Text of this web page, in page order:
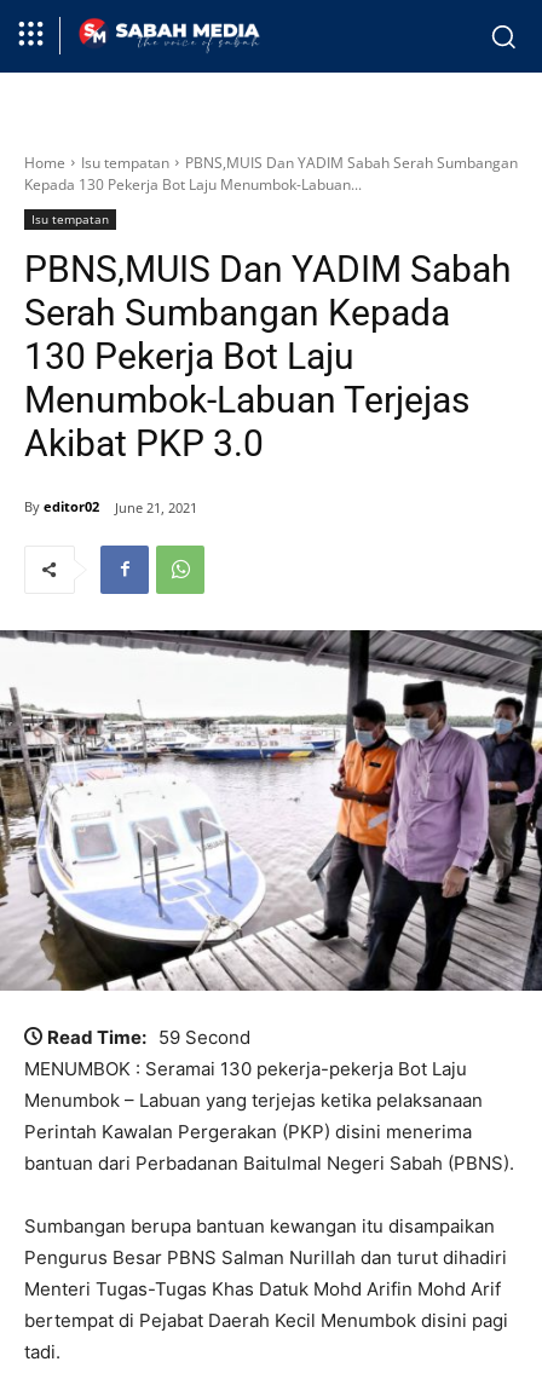
Home Isu tempatan
PBNS,MUIS Dan YADIM Sabah Serah Sumbangan
Kepada 130 Pekerja Bot Laju Menumbok-Labuan...
Isu tempatan
PBNS,MUIS Dan YADIM Sabah
Serah Sumbangan Kepada
130 Pekerja Bot Laju
Menumbok-Labuan Terjejas
Akibat PKP 3.0
By editor02 June 21, 2021
Read Time: 59 Second
MENUMBOK : Seramai 130 pekerja-pekerja Bot Laju
Menumbok – Labuan yang terjejas ketika pelaksanaan
Perintah Kawalan Pergerakan (PKP) disini menerima
bantuan dari Perbadanan Baitulmal Negeri Sabah (PBNS).
Sumbangan berupa bantuan kewangan itu disampaikan
Pengurus Besar PBNS Salman Nurillah dan turut dihadiri
Menteri Tugas-Tugas Khas Datuk Mohd Arifin Mohd Arif
bertempat di Pejabat Daerah Kecil Menumbok disini pagi
tadi.